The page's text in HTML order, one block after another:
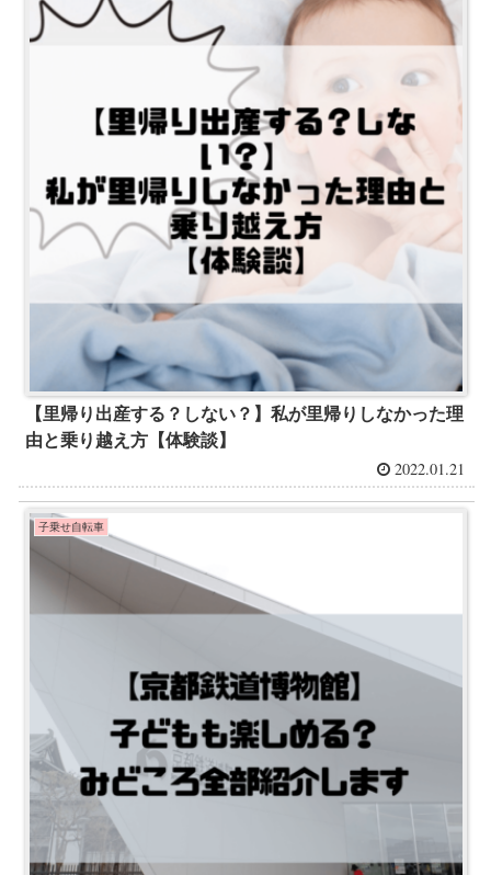
【里帰り出産する？しない？】私が里帰りしなかった理
由と乗り越え方【体験談】
2022.01.21
子乗せ自転車